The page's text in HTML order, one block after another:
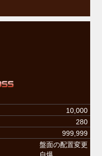
10,000
280
999,999
盤面の配置変更